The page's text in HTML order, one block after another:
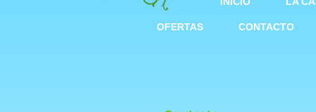
OFERTAS CONTACTO